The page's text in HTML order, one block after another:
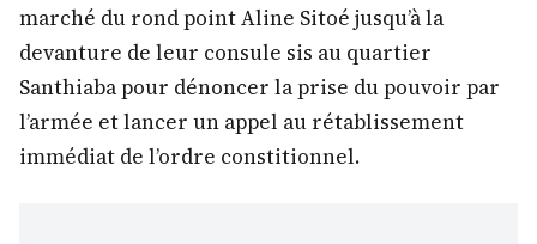
marché du rond point Aline Sitoé jusqu’à la
devanture de leur consule sis au quartier
Santhiaba pour dénoncer la prise du pouvoir par
l’armée et lancer un appel au rétablissement
immédiat de l’ordre constitionnel.